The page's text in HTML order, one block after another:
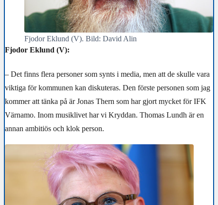
Fjodor Eklund (V). Bild: David Alin
Fjodor Eklund (V):
– Det finns flera personer som synts i media, men att de skulle vara
viktiga för kommunen kan diskuteras. Den förste personen som jag
kommer att tänka på är Jonas Thern som har gjort mycket för IFK
Värnamo. Inom musiklivet har vi Kryddan. Thomas Lundh är en
annan ambitiös och klok person.